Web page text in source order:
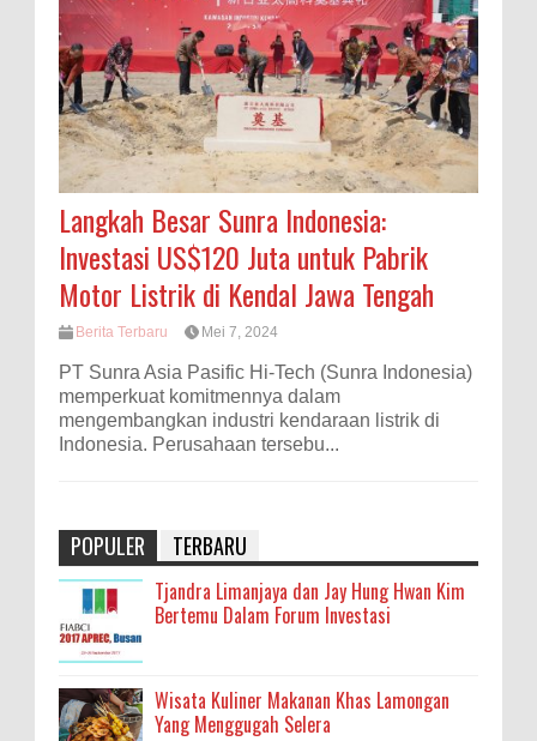
Langkah Besar Sunra Indonesia:
Investasi US$120 Juta untuk Pabrik
Motor Listrik di Kendal Jawa Tengah
Berita Terbaru Mei 7, 2024
PT Sunra Asia Pasific Hi-Tech (Sunra Indonesia)
memperkuat komitmennya dalam
mengembangkan industri kendaraan listrik di
Indonesia. Perusahaan tersebu...
POPULER TERBARU
Tjandra Limanjaya dan Jay Hung Hwan Kim
Bertemu Dalam Forum Investasi
Wisata Kuliner Makanan Khas Lamongan
Yang Menggugah Selera